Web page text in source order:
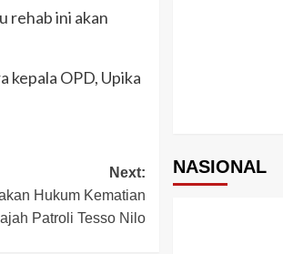
rehab ini akan
kepala OPD, Upika
Next:
Hukum Kematian
Patroli Tesso Nilo
NASIONAL